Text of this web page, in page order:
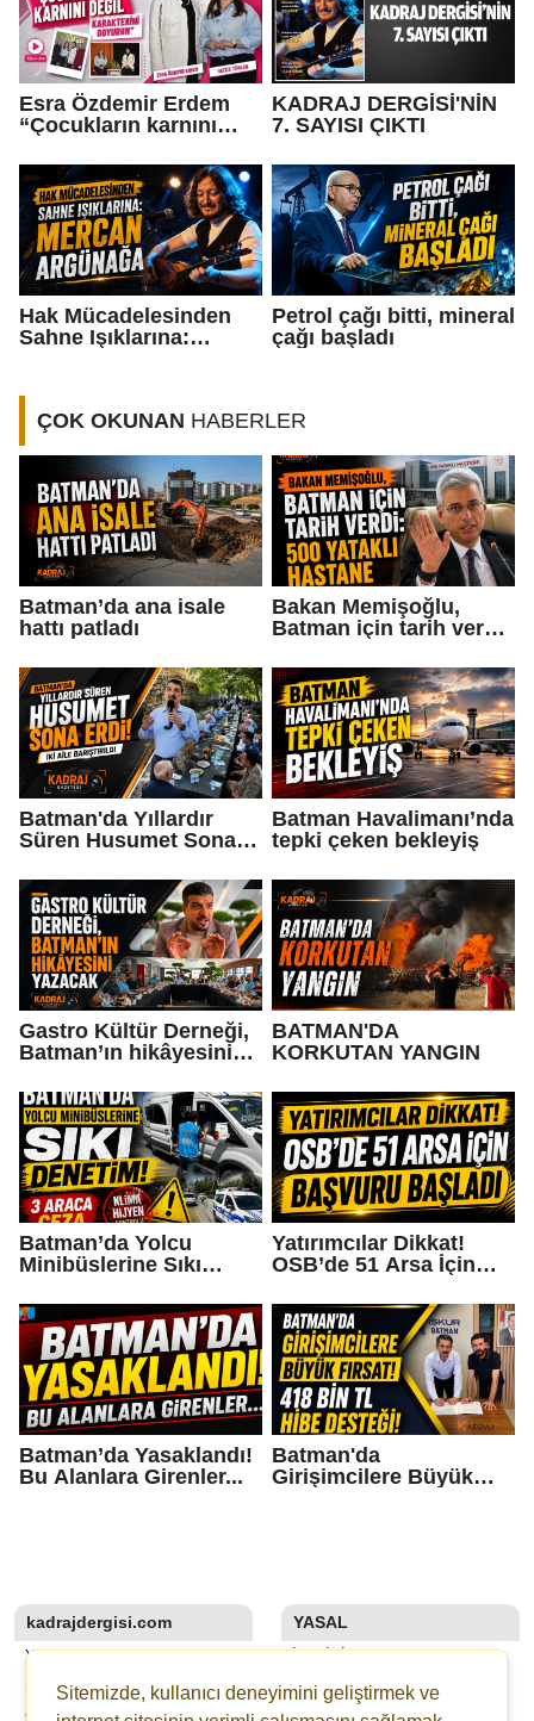
Esra Özdemir Erdem
“Çocukların karnını
doyurun”
KADRAJ DERGİSİ'NİN
7. SAYISI ÇIKTI
Hak Mücadelesinden
Sahne Işıklarına:
Petrol çağı bitti, mineral
çağı başladı
ÇOK OKUNAN HABERLER
Batman’da ana isale
hattı patladı
Bakan Memişoğlu,
Batman için tarih verdi:
Batman'da Yıllardır
Süren Husumet Sona
Batman Havalimanı’nda
tepki çeken bekleyiş
Gastro Kültür Derneği,
Batman’ın hikâyesini
BATMAN'DA
KORKUTAN YANGIN
Batman’da Yolcu
Minibüslerine Sıkı
Yatırımcılar Dikkat!
OSB’de 51 Arsa İçin
Batman’da Yasaklandı!
Bu Alanlara Girenler...
Batman'da
Girişimcilere Büyük
kadrajdergisi.com
YAZARLAR
SON DAKİKA
GALERİLER
YASAL
İLETIŞIM
KÜNYE
YAYIN İLKELERI
Sitemizde, kullanıcı deneyimini geliştirmek ve